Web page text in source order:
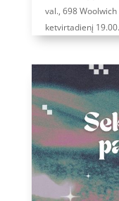
val., 698
ketvirtadienį